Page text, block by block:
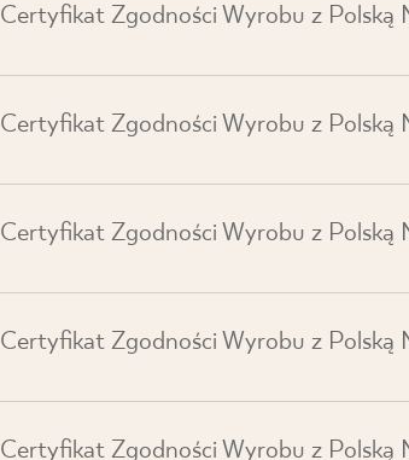
Certyfikat Zgodności Wyrobu z
Certyfikat Zgodności Wyrobu z
Certyfikat Zgodności Wyrobu z
Certyfikat Zgodności Wyrobu z
Certyfikat Zgodności Wyrobu z